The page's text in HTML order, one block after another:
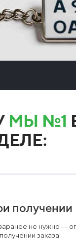
МЫ №1
получении
не нужно —
заказа.